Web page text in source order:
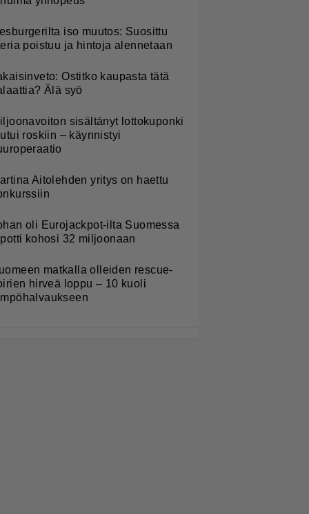
iso muutos: Suosittu
poistuu ja hintoja alennetaan
Ostitko kaupasta tätä
Älä syö
sisältänyt lottokuponki
roskiin – käynnistyi
Aitolehden yritys on haettu
oli Eurojackpot-ilta Suomessa
kohosi 32 miljoonaan
matkalla olleiden rescue-
hirveä loppu – 10 kuoli